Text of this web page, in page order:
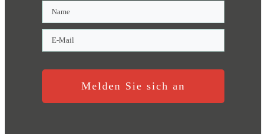
Melden Sie sich an